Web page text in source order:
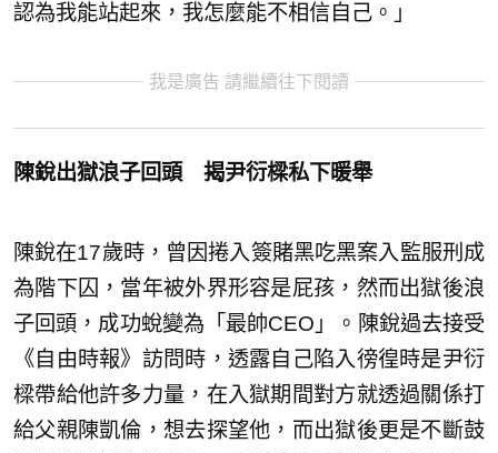
認為我能站起來，我怎麼能不相信自己。」
我是廣告 請繼續往下閱讀
陳銳出獄浪子回頭 揭尹衍樑私下暖舉
陳銳在17歲時，曾因捲入簽賭黑吃黑案入監服刑成
為階下囚，當年被外界形容是屁孩，然而出獄後浪
子回頭，成功蛻變為「最帥CEO」。陳銳過去接受
《自由時報》訪問時，透露自己陷入徬徨時是尹衍
樑帶給他許多力量，在入獄期間對方就透過關係打
給父親陳凱倫，想去探望他，而出獄後更是不斷鼓